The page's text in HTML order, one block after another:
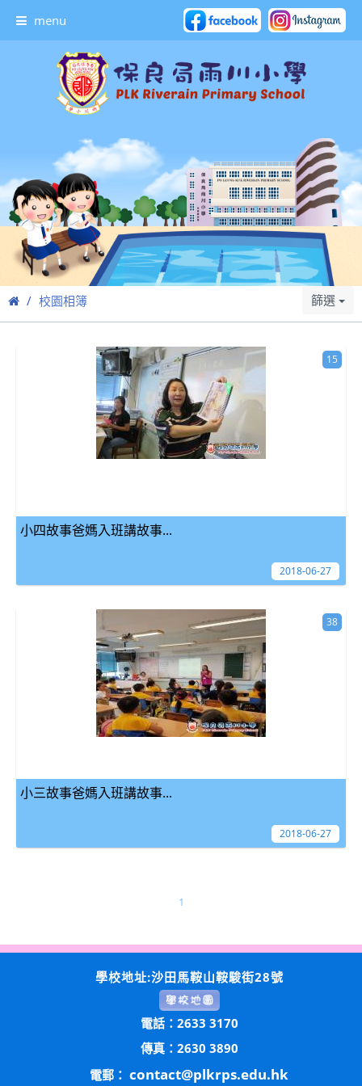
menu
校園相簿 篩選
小四故事爸媽入班講故事...
15
2018-06-27
小三故事爸媽入班講故事...
38
2018-06-27
1
學校地址:沙田馬鞍山鞍駿街28號
電話：2633 3170
傳真：2630 3890
電郵： contact@plkrps.edu.hk